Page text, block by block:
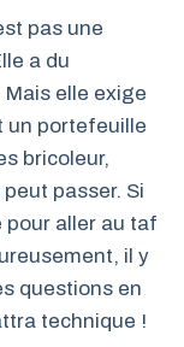
pas une
a du
elle exige
un portefeuille
bricoleur,
passer. Si
pour aller au taf
il y
questions en
technique !